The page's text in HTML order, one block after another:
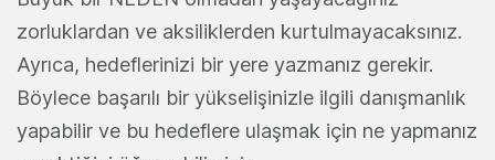
zorluklardan ve aksiliklerden kurtulmayacaksınız.
Ayrıca, hedeflerinizi bir yere yazmanız gerekir.
Böylece başarılı bir yükselişinizle ilgili danışmanlık
yapabilir ve bu hedeflere ulaşmak için ne yapmanız